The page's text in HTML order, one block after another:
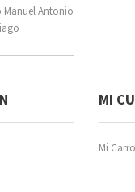
Manuel Antonio
MI
Mi Carro